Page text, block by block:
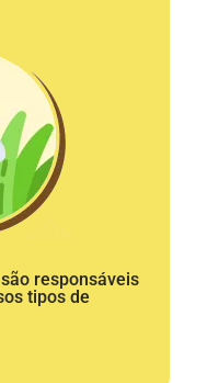
responsáveis
tipos de